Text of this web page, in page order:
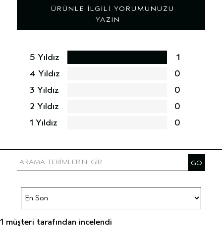
ÜRÜNLE İLGILI YORUMUNUZU
YAZIN
5 Yıldız
1
4 Yıldız
0
3 Yıldız
0
2 Yıldız
0
1 Yıldız
0
1 müşteri tarafından incelendi